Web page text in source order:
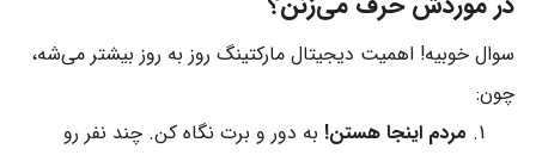
سوال خوبیه! اهمیت دیجیتال مارکتینگ روز به روز بیشتر می‌شه،
چون:
مردم اینجا هستن! به دور و برت نگاه کن. چند نفر رو